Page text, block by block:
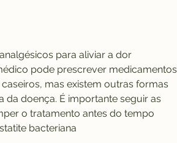
para aliviar a dor
pode prescrever medicamentos
mas existem outras formas
da doença. É importante seguir as
o tratamento antes do tempo
bacteriana